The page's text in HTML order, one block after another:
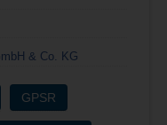
& Co. KG
GPSR